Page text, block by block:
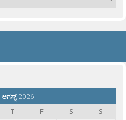
ಆಗಸ್ಟ್ 2026
T F S
S